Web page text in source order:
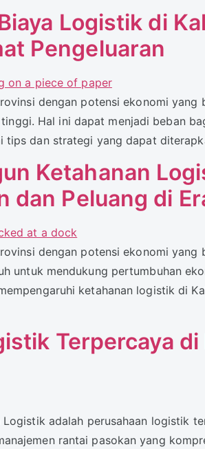
Logistik di
Pengeluaran
dengan potensi ekonomi
Hal ini dapat menjadi beban
tips dan strategi yang dapat
Ketahanan
dan Peluang di
dengan potensi ekonomi
untuk mendukung pertumbuhan
ketahanan logistik di
Terpercaya
Logistik adalah perusahaan logistik
rantai pasokan yang